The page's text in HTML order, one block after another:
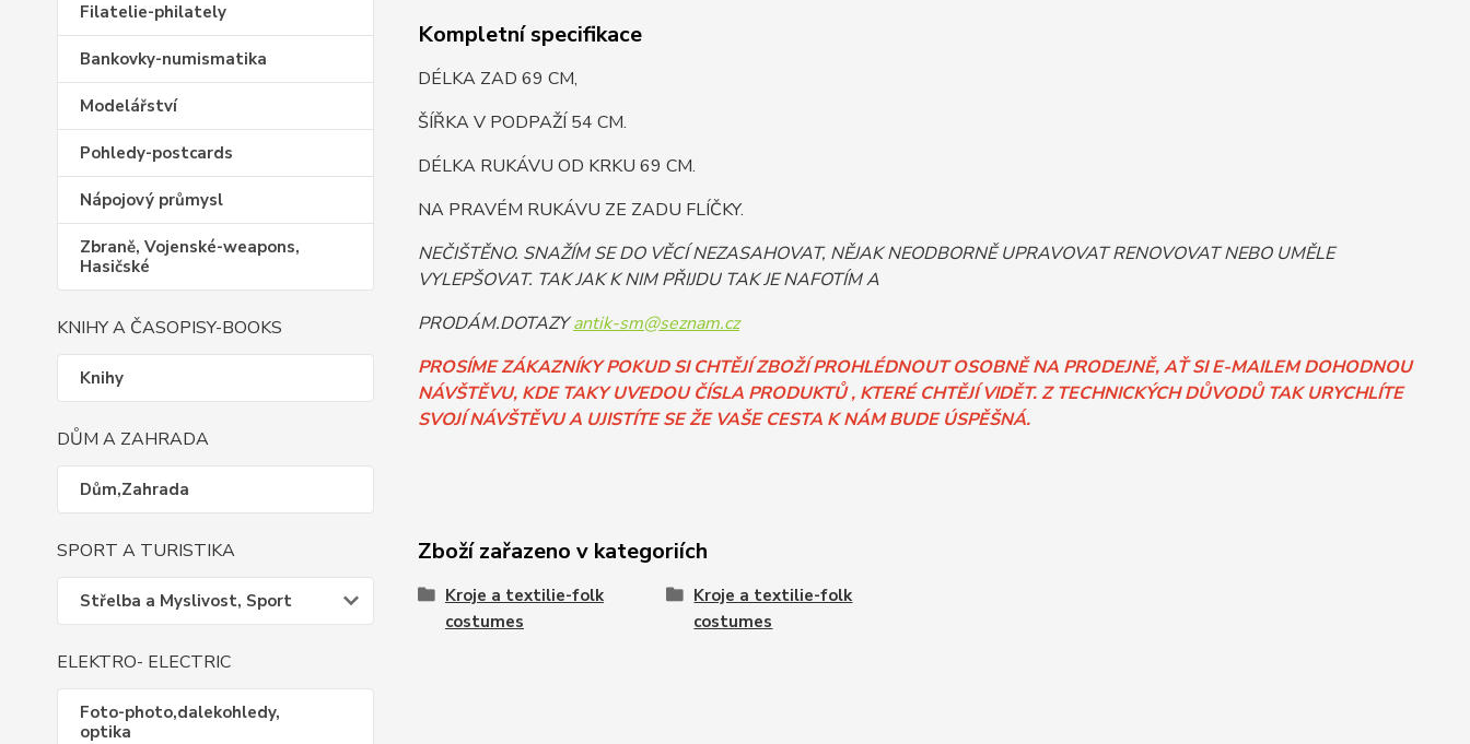
Filatelie-philately
Bankovky-numismatika
Modelářství
Pohledy-postcards
Nápojový průmysl
Zbraně, Vojenské-weapons,
Hasičské
KNIHY A ČASOPISY-BOOKS
Knihy
DŮM A ZAHRADA
Dům,Zahrada
SPORT A TURISTIKA
Střelba a Myslivost, Sport
ELEKTRO- ELECTRIC
Foto-photo,dalekohledy,
optika
Kompletní specifikace
DÉLKA ZAD 69 CM,
ŠÍŘKA V PODPAŽÍ 54 CM.
DÉLKA RUKÁVU OD KRKU 69 CM.
NA PRAVÉM RUKÁVU ZE ZADU FLÍČKY.
NEČIŠTĚNO. SNAŽÍM SE DO VĚCÍ NEZASAHOVAT, NĚJAK NEODBORNĚ UPRAVOVAT RENOVOVAT NEBO UMĚLE
VYLEPŠOVAT. TAK JAK K NIM PŘIJDU TAK JE NAFOTÍM A
PRODÁM.DOTAZYantik-sm@seznam.cz
PROSÍME ZÁKAZNÍKY POKUD SI CHTĚJÍ ZBOŽÍ PROHLÉDNOUT OSOBNĚ NA PRODEJNĚ, AŤ SI E-MAILEM DOHODNOU
NÁVŠTĚVU, KDE TAKY UVEDOU ČÍSLA PRODUKTŮ , KTERÉ CHTĚJÍ VIDĚT. Z TECHNICKÝCH DŮVODŮ TAK URYCHLÍTE
SVOJÍ NÁVŠTĚVU A UJISTÍTE SE ŽE VAŠE CESTA K NÁM BUDE ÚSPĚŠNÁ.
Zboží zařazeno v kategoriích
Kroje a textilie-folk
costumes
Kroje a textilie-folk
costumes